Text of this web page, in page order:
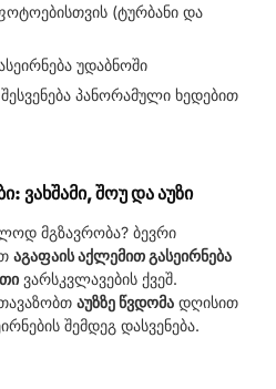
(ტურბანი და
უდაბნოში
პანორამული ხედებით
ვახშამი, შოუ და აუზი
მგზავრობა? ბევრი
აგაფაის აქლემით გასეირნება
ვარსკვლავების ქვეშ.
აუზზე წვდომა დღისით
შემდეგ დასვენება.